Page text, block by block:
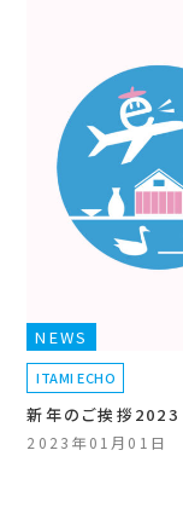
NEWS
ITAMI ECHO
新年のご挨拶2023
2023年01月01日